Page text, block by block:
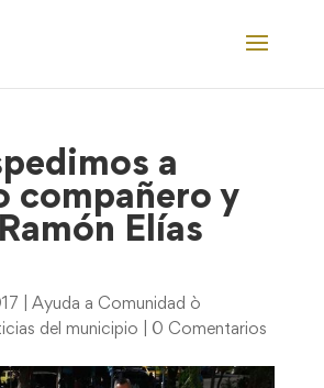
a
compañero y
Elías
Ayuda a Comunidad ò
del municipio 0 Comentarios